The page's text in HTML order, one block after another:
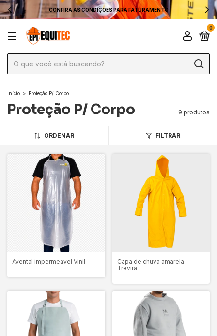
CONFIRA AS CONDIÇÕES PARA FATURAMENTO
0
Início > Proteção P/ Corpo
Proteção P/ Corpo 9 produtos
ORDENAR FILTRAR
Avental impermeável Vinil
Capa de chuva amarela
Trevira